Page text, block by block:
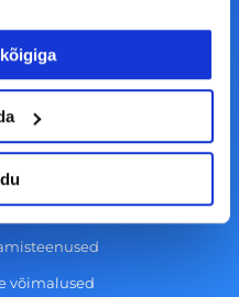
CV.ee lehele
võimalused